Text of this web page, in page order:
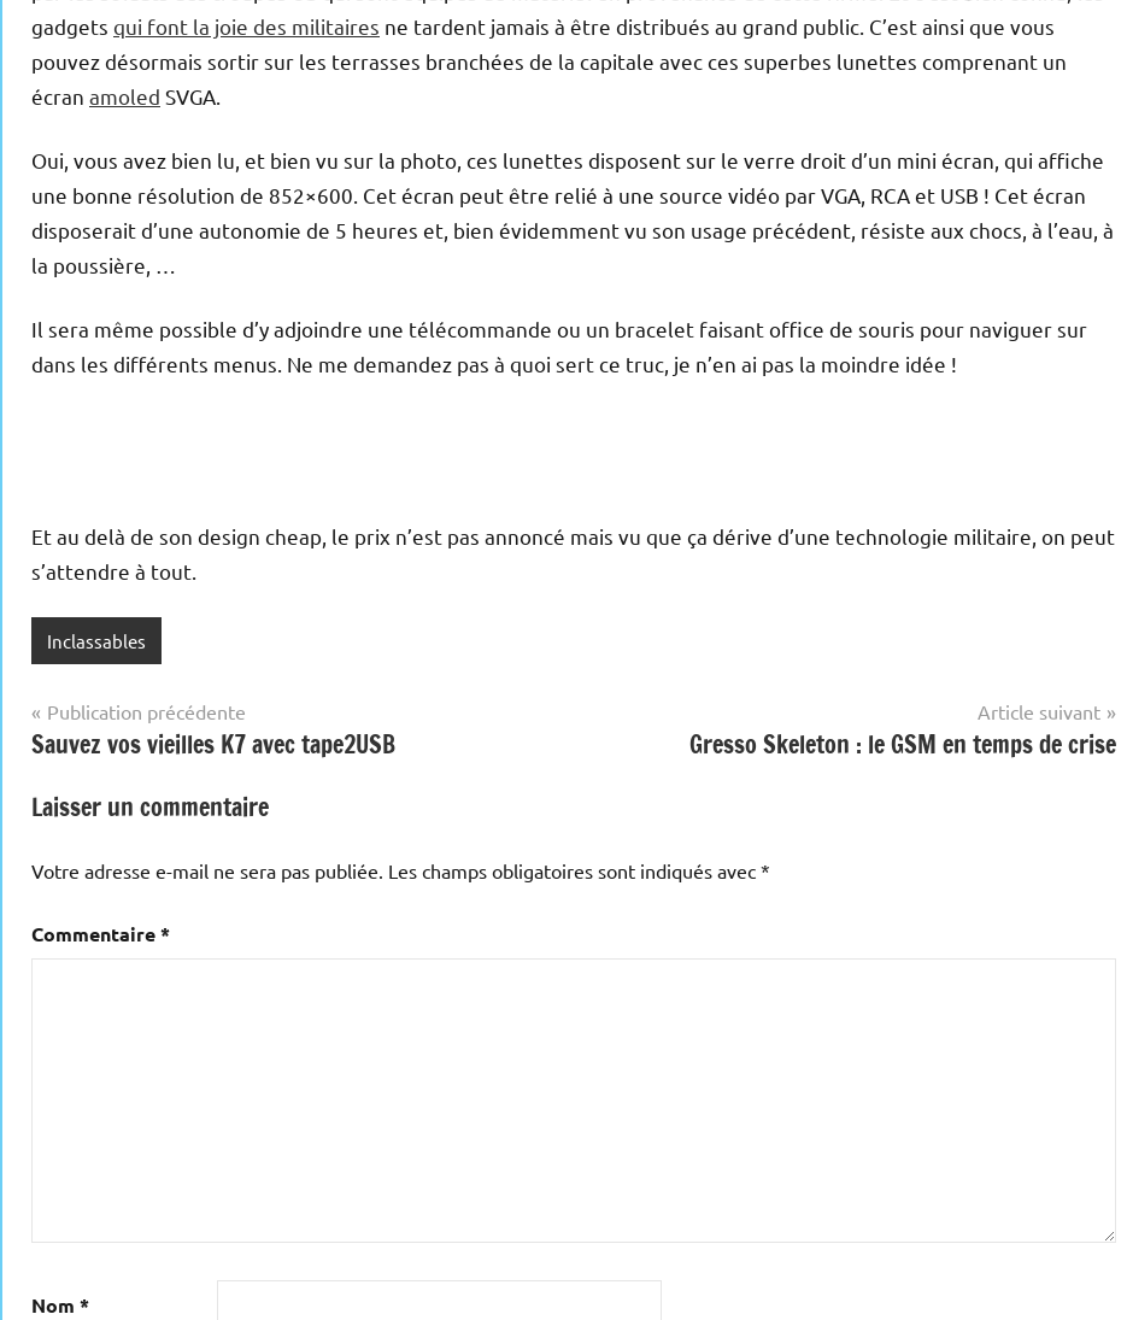
gadgets qui font la joie des militaires ne tardent jamais à être distribués au grand public. C’est ainsi que vous
pouvez désormais sortir sur les terrasses branchées de la capitale avec ces superbes lunettes comprenant un
écran amoled SVGA.
Oui, vous avez bien lu, et bien vu sur la photo, ces lunettes disposent sur le verre droit d’un mini écran, qui affiche
une bonne résolution de 852×600. Cet écran peut être relié à une source vidéo par VGA, RCA et USB ! Cet écran
disposerait d’une autonomie de 5 heures et, bien évidemment vu son usage précédent, résiste aux chocs, à l’eau, à
la poussière, …
Il sera même possible d’y adjoindre une télécommande ou un bracelet faisant office de souris pour naviguer sur
dans les différents menus. Ne me demandez pas à quoi sert ce truc, je n’en ai pas la moindre idée !
Et au delà de son design cheap, le prix n’est pas annoncé mais vu que ça dérive d’une technologie militaire, on peut
s’attendre à tout.
Inclassables
Navigation
de
l’article
Publication précédente
Sauvez vos vieilles K7 avec tape2USB
Article suivant
Gresso Skeleton : le GSM en temps de crise
Laisser un commentaire
Votre adresse e-mail ne sera pas publiée. Les champs obligatoires sont indiqués avec *
Commentaire*
Nom *